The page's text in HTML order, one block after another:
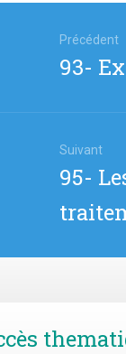
Précédent
Article
précédent
93-
Suivant
Article
suivant
:
95-